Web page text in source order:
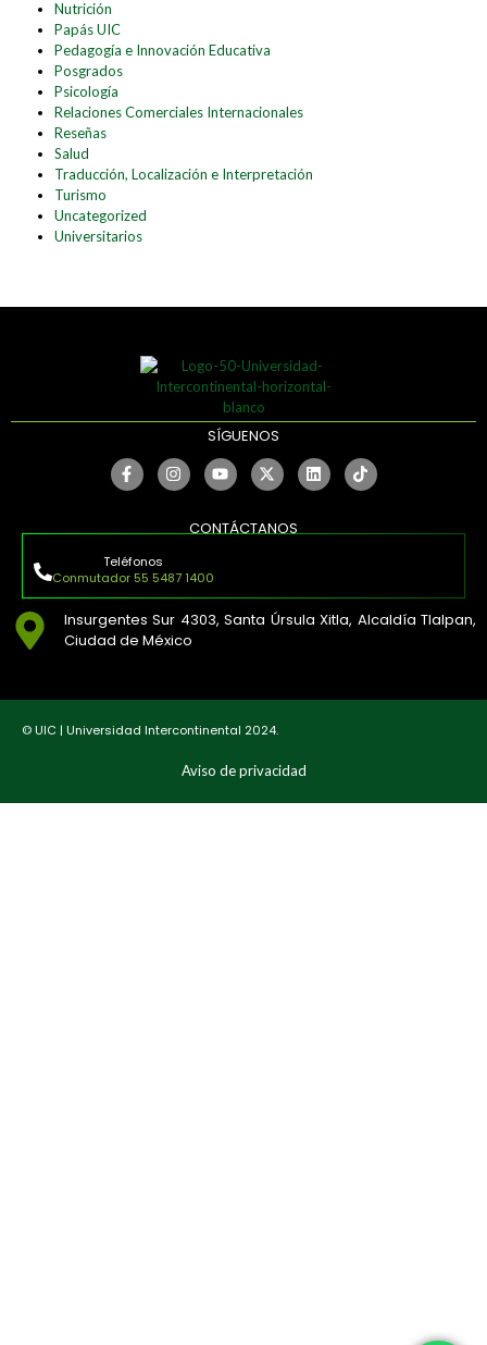
Nutrición
Papás UIC
Pedagogía e Innovación Educativa
Posgrados
Psicología
Relaciones Comerciales Internacionales
Reseñas
Salud
Traducción, Localización e Interpretación
Turismo
Uncategorized
Universitarios
SÍGUENOS
CONTÁCTANOS
Teléfonos
Conmutador 55 5487 1400
Insurgentes Sur 4303, Santa Úrsula Xitla, Alcaldía Tlalpan,
Ciudad de México
© UIC | Universidad Intercontinental 2024.
Aviso de privacidad